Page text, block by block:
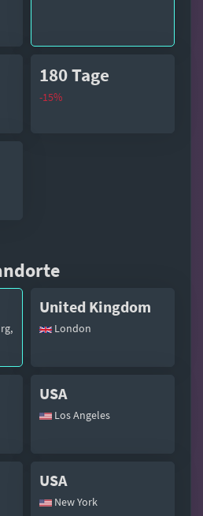
180 Tage
-15%
United Kingdom
London
USA
Los Angeles
USA
New York